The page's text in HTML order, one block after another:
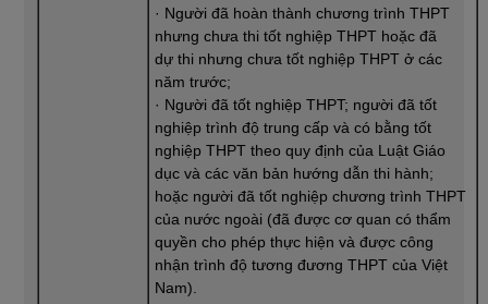
· Người đã hoàn thành chương trình THPT
nhưng chưa thi tốt nghiệp THPT hoặc đã
dự thi nhưng chưa tốt nghiệp THPT ở các
năm trước;
· Người đã tốt nghiệp THPT; người đã tốt
nghiệp trình độ trung cấp và có bằng tốt
nghiệp THPT theo quy định của Luật Giáo
dục và các văn bản hướng dẫn thi hành;
hoặc người đã tốt nghiệp chương trình THPT
của nước ngoài (đã được cơ quan có thẩm
quyền cho phép thực hiện và được công
nhận trình độ tương đương THPT của Việt
Nam).